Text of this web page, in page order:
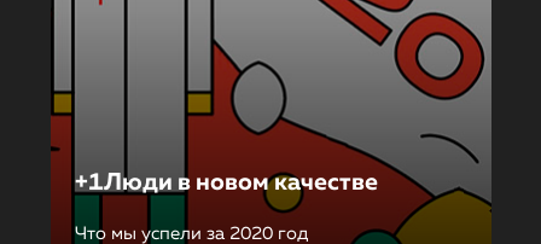
+1Люди в новом качестве
Что мы успели за 2020 год